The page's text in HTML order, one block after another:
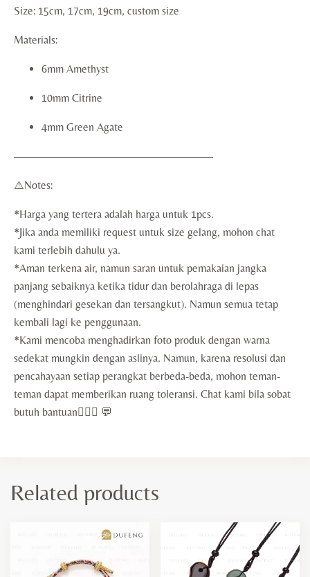
Size: 15cm, 17cm, 19cm, custom size
Materials:
6mm Amethyst
10mm Citrine
4mm Green Agate
——————————————————
⚠️Notes:
*Harga yang tertera adalah harga untuk 1pcs.
*Jika anda memiliki request untuk size gelang, mohon chat
kami terlebih dahulu ya.
*Aman terkena air, namun saran untuk pemakaian jangka
panjang sebaiknya ketika tidur dan berolahraga di lepas
(menghindari gesekan dan tersangkut). Namun semua tetap
kembali lagi ke penggunaan.
*Kami mencoba menghadirkan foto produk dengan warna
sedekat mungkin dengan aslinya. Namun, karena resolusi dan
pencahayaan setiap perangkat berbeda-beda, mohon teman-
teman dapat memberikan ruang toleransi. Chat kami bila sobat
butuh bantuan🙇🏻‍♀️ 💬
Related products